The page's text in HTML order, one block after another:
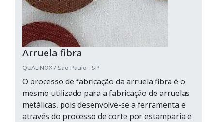
Arruela fibra
QUALINOX / São Paulo - SP
O processo de fabricação da arruela fibra é o
mesmo utilizado para a fabricação de arruelas
metálicas, pois desenvolve-se a ferramenta e
através do processo de corte por estamparia e